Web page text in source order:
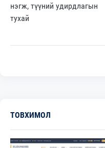
нэгж, түүний удирдлагын
тухай
ТОВХИМОЛ